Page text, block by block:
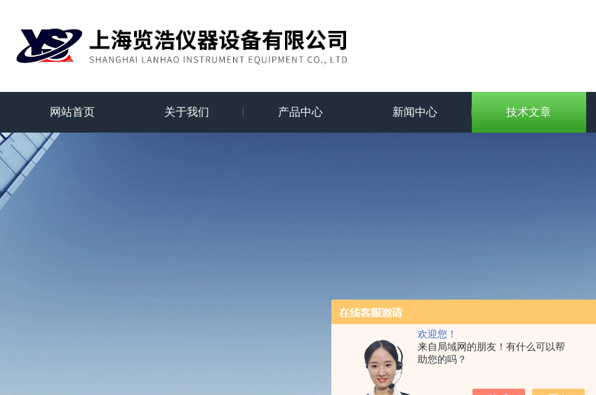
欢迎您！
来自局域网的朋友！有什么可以帮
助您的吗？
网站首页 关于我们 产品中心 新闻中心 技术文章